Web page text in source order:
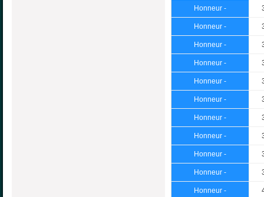
Honneur -
Honneur -
Honneur -
Honneur -
Honneur -
Honneur -
Honneur -
Honneur -
Honneur -
Honneur -
Honneur -